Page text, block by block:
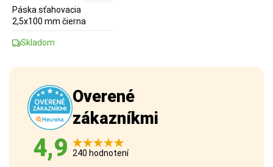
Páska sťahovacia
2,5x100 mm čierna
Skladom
Overené
zákazníkmi
4,9 240 hodnotení